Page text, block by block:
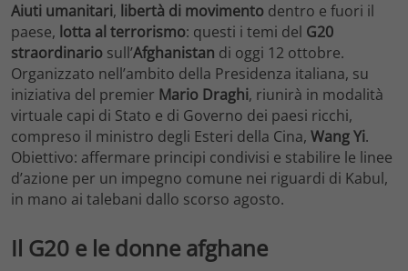
Aiuti umanitari, libertà di movimento dentro e fuori il
paese, lotta al terrorismo: questi i temi del G20
straordinario sull’Afghanistan di oggi 12 ottobre.
Organizzato nell’ambito della Presidenza italiana, su
iniziativa del premier Mario Draghi, riunirà in modalità
virtuale capi di Stato e di Governo dei paesi ricchi,
compreso il ministro degli Esteri della Cina, Wang Yi.
Obiettivo: affermare principi condivisi e stabilire le linee
d’azione per un impegno comune nei riguardi di Kabul,
in mano ai talebani dallo scorso agosto.
Il G20 e le donne afghane